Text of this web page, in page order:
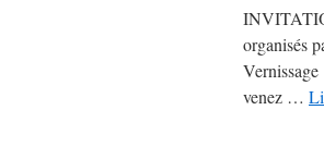
organisés
venez …